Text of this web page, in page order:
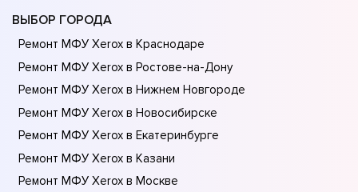
ВЫБОР ГОРОДА
Ремонт МФУ Xerox в Краснодаре
Ремонт МФУ Xerox в Ростове-на-Донy
Ремонт МФУ Xerox в Нижнем Новгороде
Ремонт МФУ Xerox в Новосибирске
Ремонт МФУ Xerox в Екатеринбурге
Ремонт МФУ Xerox в Казани
Ремонт МФУ Xerox в Москве